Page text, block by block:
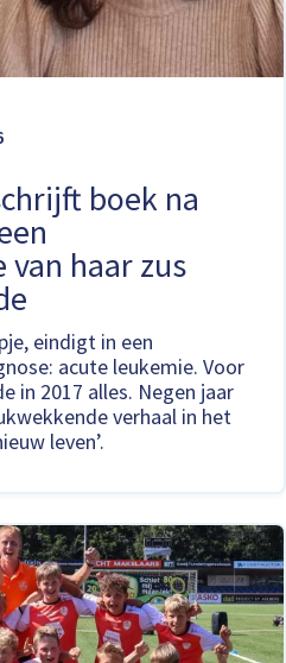
boek na
haar zus
eindigt in een
acute leukemie. Voor
in 2017 alles. Negen jaar
verhaal in het
leven’.